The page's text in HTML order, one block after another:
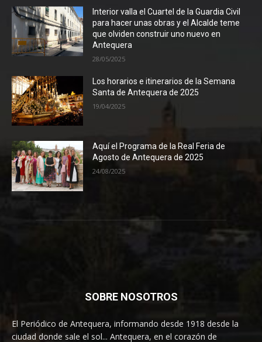
Interior valla el Cuartel de la Guardia Civil
para hacer unas obras y el Alcalde teme
que olviden construir uno nuevo en
Antequera
28/05/2025
Los horarios e itinerarios de la Semana
Santa de Antequera de 2025
19/04/2025
Aquí el Programa de la Real Feria de
Agosto de Antequera de 2025
24/08/2025
SOBRE NOSOTROS
El Periódico de Antequera, informando desde 1918 desde la
ciudad donde sale el sol... Antequera, en el corazón de